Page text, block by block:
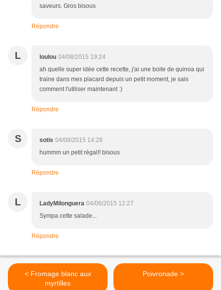
saveurs. Gros bisous
Répondre
L loulou 04/08/2015 19:24
ah quelle super idée cette recette, j'ai une boite de quinoa qui
traine dans mes placard depuis un petit moment, je sais
comment l'utiliser maintenant :)
Répondre
S sotis 04/08/2015 14:28
hummm un petit régal!! bisous
Répondre
L LadyMilonguera 04/08/2015 12:27
Sympa cette salade...
Répondre
< Fromage blanc aux
myrtilles
Poivronade >